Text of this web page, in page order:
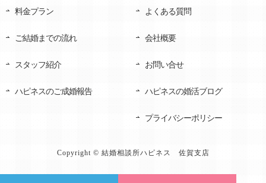
料金プラン
ご結婚までの流れ
スタッフ紹介
ハピネスのご成婚報告
よくある質問
会社概要
お問い合せ
ハピネスの婚活ブログ
プライバシーポリシー
Copyright © 結婚相談所ハピネス 佐賀支店